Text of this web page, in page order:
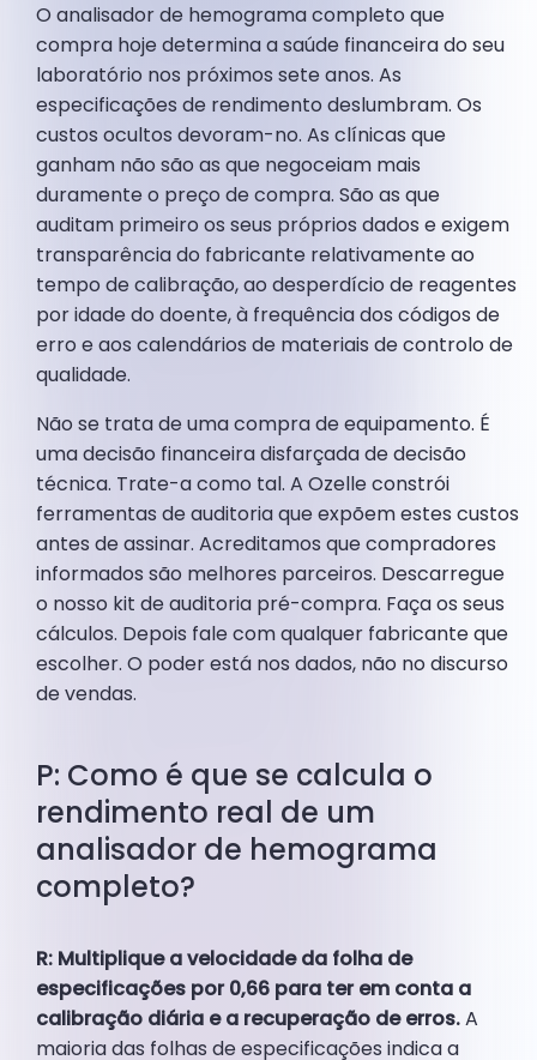
O analisador de hemograma completo que
compra hoje determina a saúde financeira do seu
laboratório nos próximos sete anos. As
especificações de rendimento deslumbram. Os
custos ocultos devoram-no. As clínicas que
ganham não são as que negoceiam mais
duramente o preço de compra. São as que
auditam primeiro os seus próprios dados e exigem
transparência do fabricante relativamente ao
tempo de calibração, ao desperdício de reagentes
por idade do doente, à frequência dos códigos de
erro e aos calendários de materiais de controlo de
qualidade.
Não se trata de uma compra de equipamento. É
uma decisão financeira disfarçada de decisão
técnica. Trate-a como tal. A Ozelle constrói
ferramentas de auditoria que expõem estes custos
antes de assinar. Acreditamos que compradores
informados são melhores parceiros. Descarregue
o nosso kit de auditoria pré-compra. Faça os seus
cálculos. Depois fale com qualquer fabricante que
escolher. O poder está nos dados, não no discurso
de vendas.
P: Como é que se calcula o
rendimento real de um
analisador de hemograma
completo?
R: Multiplique a velocidade da folha de
especificações por 0,66 para ter em conta a
calibração diária e a recuperação de erros.A
maioria das folhas de especificações indica a